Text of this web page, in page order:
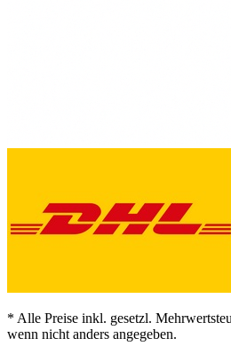
* Alle Preise inkl. gesetzl.
wenn nicht anders angegeben.